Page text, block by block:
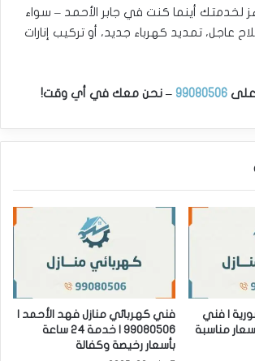
لخدمتك أينما كنت في جابر الأحمد – سواء
عاجل، تمديد كهرباء جديد، أو تركيب إنارات
على 99080506 – نحن معك في أي وقت!
| فني
فني كهربائي منازل فهد الأحمد |
99080506 | خدمة 24 ساعة
بأسعار رخيصة وكفالة